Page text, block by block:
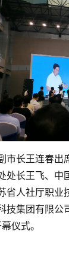
市长王连春出
处长王飞、中
省人社厅职业
技集团有限
仪式。